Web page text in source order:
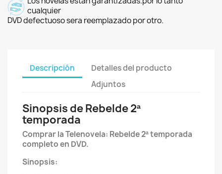
cualquier
DVD defectuoso sera reemplazado por otro.
Descripción
Detalles del producto
Adjuntos
Sinopsis de Rebelde 2ª
temporada
Comprar la Telenovela: Rebelde 2ª temporada
completo en DVD.
Sinopsis: